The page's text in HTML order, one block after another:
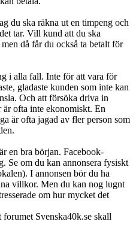
du ska räkna ut en timpeng och
tar. Vill kund att du ska
då får du också ta betalt för
i alla fall. Inte för att vara för
gladaste kunden som inte kan
Och att försöka driva in
ofta inte ekonomiskt. En
är ofta jagad av fler person som
en bra början. Facebook-
Se om du kan annonsera fysiskt
I annonsen bör du ha
villkor. Men du kan nog lugnt
om hur mycket det
Svenska40k.se skall